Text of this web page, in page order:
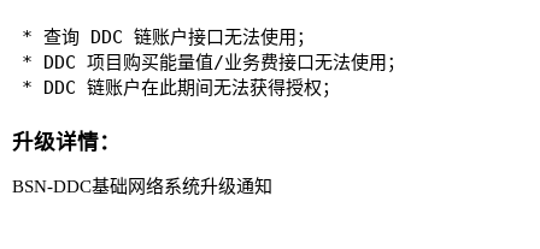
* 查询 DDC 链账户接口无法使用；
* DDC 项目购买能量值/业务费接口无法使用；
升级详情：
BSN-DDC基础网络系统升级通知